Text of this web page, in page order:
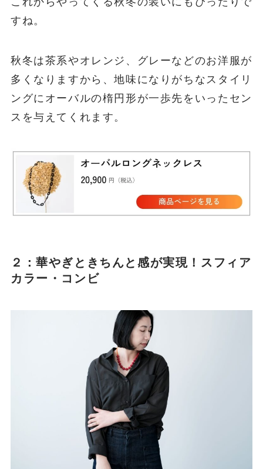
すね。
秋冬は茶系やオレンジ、グレーなどのお洋服が
多くなりますから、地味になりがちなスタイリ
ングにオーバルの楕円形が一歩先をいったセン
スを与えてくれます。
２：華やぎときちんと感が実現！スフィア
カラー・コンビ